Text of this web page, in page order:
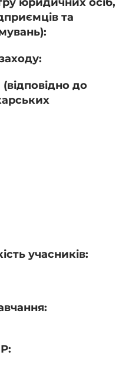
та
до
учасників: